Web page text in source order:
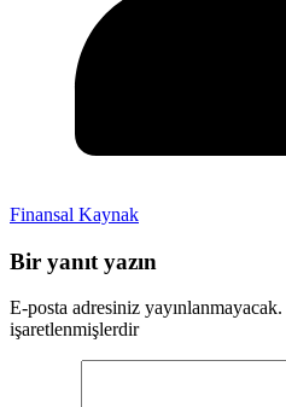
Finansal Kaynak
Bir yanıt yazın
E-posta adresiniz yayınlanmayacak.
işaretlenmişlerdir